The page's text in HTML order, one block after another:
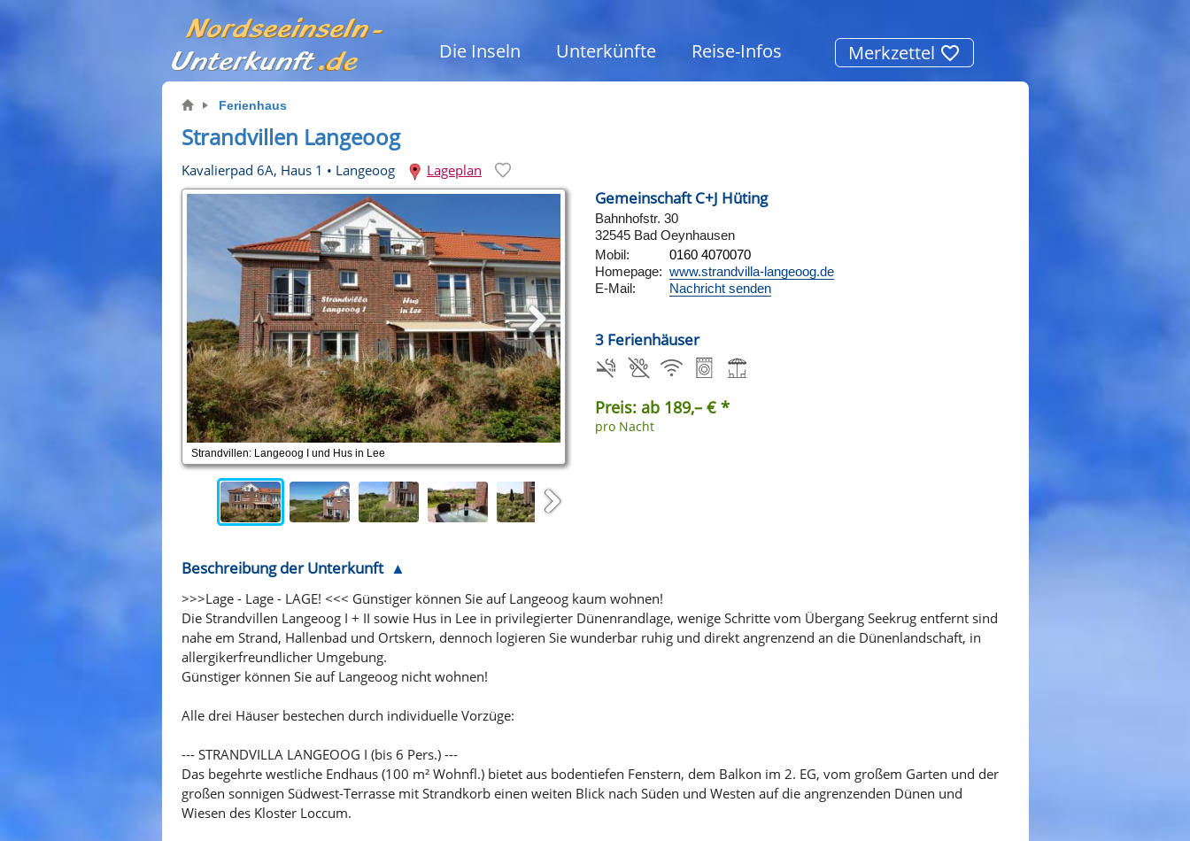
Die Inseln Unterkünfte Reise-Infos Merkzettel
Ferienhaus
Strandvillen Langeoog
Kavalierpad 6A, Haus 1 • Langeoog Lageplan
Strandvillen: Langeoog I und Hus in Lee
Gemeinschaft C+J Hüting
Bahnhofstr. 30
32545 Bad Oeynhausen
Mobil:
0160 4070070
Homepage: www.strandvilla-langeoog.de
E-Mail:
Nachricht senden
3 Ferienhäuser
Preis: ab 189,– € *
pro Nacht
Beschreibung der Unterkunft
>>>Lage - Lage - LAGE! <<< Günstiger können Sie auf Langeoog kaum wohnen!
Die Strandvillen Langeoog I + II sowie Hus in Lee in privilegierter Dünenrandlage, wenige Schritte vom Übergang Seekrug entfernt sind
nahe em Strand, Hallenbad und Ortskern, dennoch logieren Sie wunderbar ruhig und direkt angrenzend an die Dünenlandschaft, in
allergikerfreundlicher Umgebung.
Günstiger können Sie auf Langeoog nicht wohnen!
Alle drei Häuser bestechen durch individuelle Vorzüge:
--- STRANDVILLA LANGEOOG I (bis 6 Pers.) ---
Das begehrte westliche Endhaus (100 m² Wohnfl.) bietet aus bodentiefen Fenstern, dem Balkon im 2. EG, vom großem Garten und der
großen sonnigen Südwest-Terrasse mit Strandkorb einen weiten Blick nach Süden und Westen auf die angrenzenden Dünen und
Wiesen des Kloster Loccum.